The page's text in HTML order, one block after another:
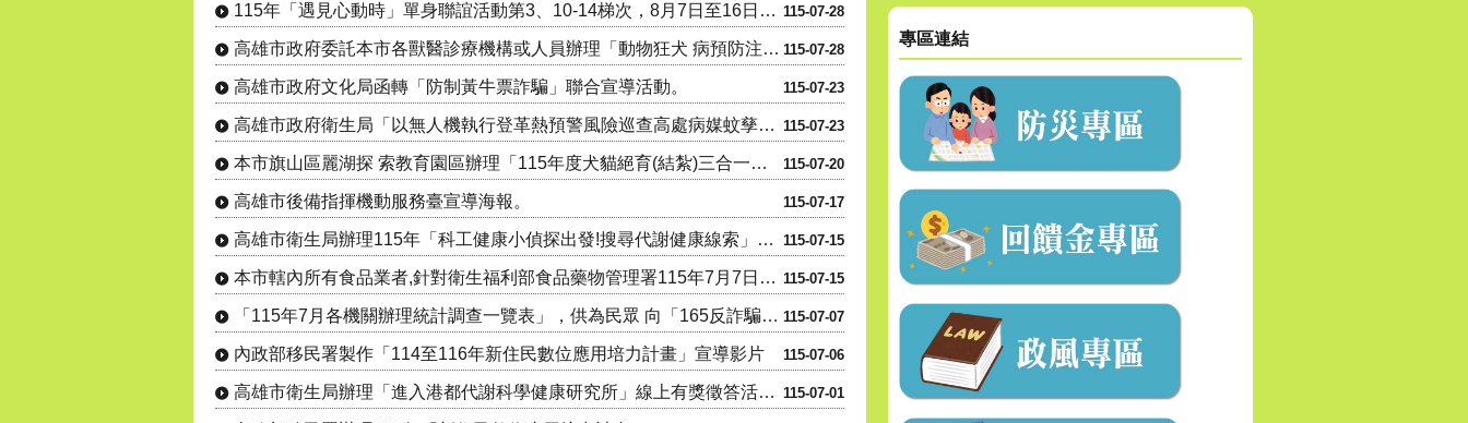
115-07-28
115年「遇見心動時」單身聯誼活動第3、10-14梯次，8月7日至16日受理網路報名，歡迎踴躍參與
115-07-28
高雄市政府委託本市各獸醫診療機構或人員辦理「動物狂犬 病預防注射及核發證明文件」公告1份
115-07-23
高雄市政府文化局函轉「防制黃牛票詐騙」聯合宣導活動。
115-07-23
高雄市政府衛生局「以無人機執行登革熱預警風險巡查高處病媒蚊孳生源」公告。
115-07-20
本市旗山區麗湖探 索教育園區辦理「115年度犬貓絕育(結紮)三合一活 動」
115-07-17
高雄市後備指揮機動服務臺宣導海報。
115-07-15
高雄市衛生局辦理115年「科工健康小偵探出發!搜尋代謝健康線索」活動資訊宣導。
115-07-15
本市轄內所有食品業者,針對衛生福利部食品藥物管理署115年7月7日及115年7月9日公告之問題油品,....
115-07-07
「115年7月各機關辦理統計調查一覽表」，供為民眾 向「165反詐騙專線」
115-07-06
內政部移民署製作「114至116年新住民數位應用培力計畫」宣導影片
115-07-01
高雄市衛生局辦理「進入港都代謝科學健康研究所」線上有獎徵答活動。
專區連結